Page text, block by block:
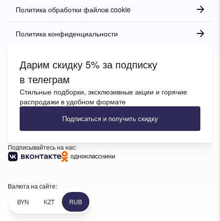
Политика обработки файлов cookie
Политика конфиденциальности
Дарим скидку 5% за подписку
в телеграм
Стильные подборки, эксклюзивные акции и горячие
распродажи в удобном формате
Подписаться и получить скидку
Подписывайтесь на нас:
Валюта на сайте:
BYN
KZT RUB